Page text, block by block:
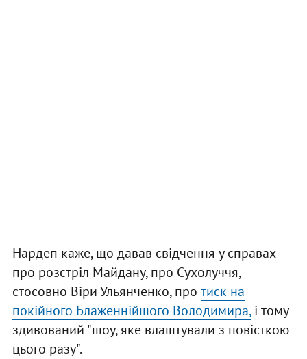
Нардеп каже, що давав свідчення у справах
про розстріл Майдану, про Сухолуччя,
стосовно Віри Ульянченко, про тиск на
покійного Блаженнійшого Володимира,і тому
здивований "шоу, яке влаштували з повісткою
цього разу".